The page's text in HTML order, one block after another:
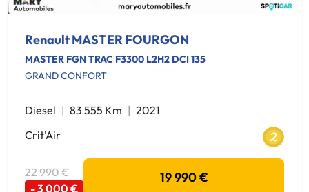
Renault MASTER FOURGON
MASTER FGN TRAC F3300 L2H2 DCI 135
GRAND CONFORT
Diesel 83 555 Km
2021
Crit'Air
22 990 €
- 3 000 €
19 990 €